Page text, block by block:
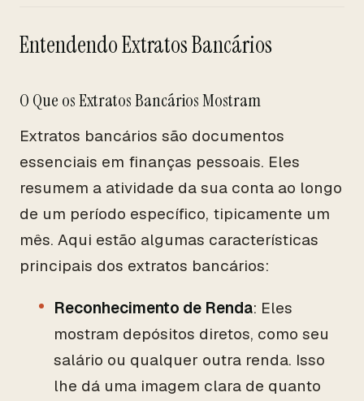
Entendendo Extratos Bancários
O Que os Extratos Bancários Mostram
Extratos bancários são documentos
essenciais em finanças pessoais. Eles
resumem a atividade da sua conta ao longo
de um período específico, tipicamente um
mês. Aqui estão algumas características
principais dos extratos bancários:
Reconhecimento de Renda: Eles
mostram depósitos diretos, como seu
salário ou qualquer outra renda. Isso
lhe dá uma imagem clara de quanto